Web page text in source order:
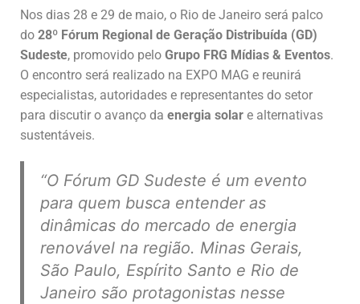
Nos dias 28 e 29 de maio, o Rio de Janeiro será palco
do 28º Fórum Regional de Geração Distribuída (GD)
Sudeste, promovido pelo Grupo FRG Mídias & Eventos.
O encontro será realizado na EXPO MAG e reunirá
especialistas, autoridades e representantes do setor
para discutir o avanço da energia solar e alternativas
sustentáveis.
“O Fórum GD Sudeste é um evento
para quem busca entender as
dinâmicas do mercado de energia
renovável na região. Minas Gerais,
São Paulo, Espírito Santo e Rio de
Janeiro são protagonistas nesse